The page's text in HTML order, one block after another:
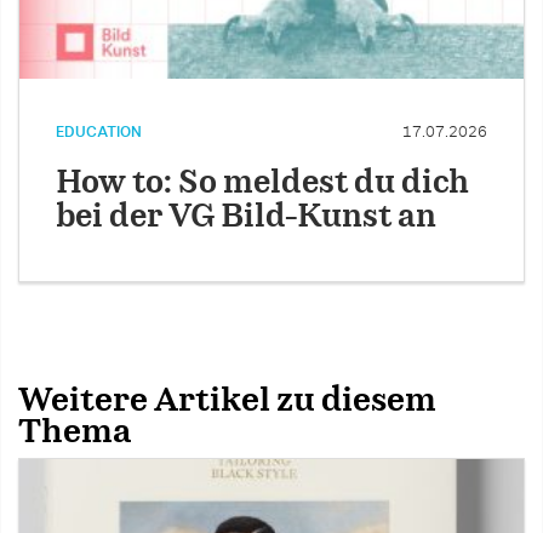
EDUCATION 17.07.2026
How to: So meldest du dich
bei der VG Bild-Kunst an
Weitere Artikel zu diesem
Thema